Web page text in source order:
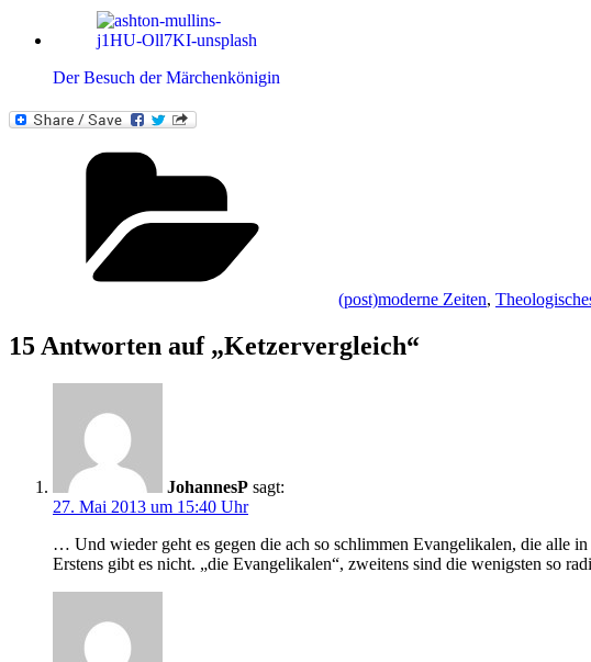
Der Besuch der Märchenkönigin
(post)moderne Zeiten,
15 Antworten auf „Ketzervergleich“
JohannesP sagt:
27. Mai 2013 um 15:40 Uhr
… Und wieder geht es gegen die ach so schlimmen Evangelikalen, die alle
Erstens gibt es nicht. „die Evangelikalen“, zweitens sind die wenigsten so